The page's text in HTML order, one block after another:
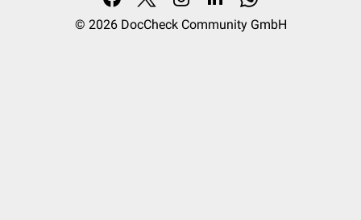
© 2026 DocCheck Community GmbH